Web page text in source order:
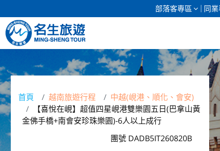
部落客專區 同
日本專館
郵輪假期
海島假期
首頁 越南旅遊行程
中越(峴港、順化、會安)
【喜悅在峴】超值四星峴港雙樂園五日(巴拿山黃
金佛手橋+南會安珍珠樂園)-6人以上成行
團號 DADB5IT260820B